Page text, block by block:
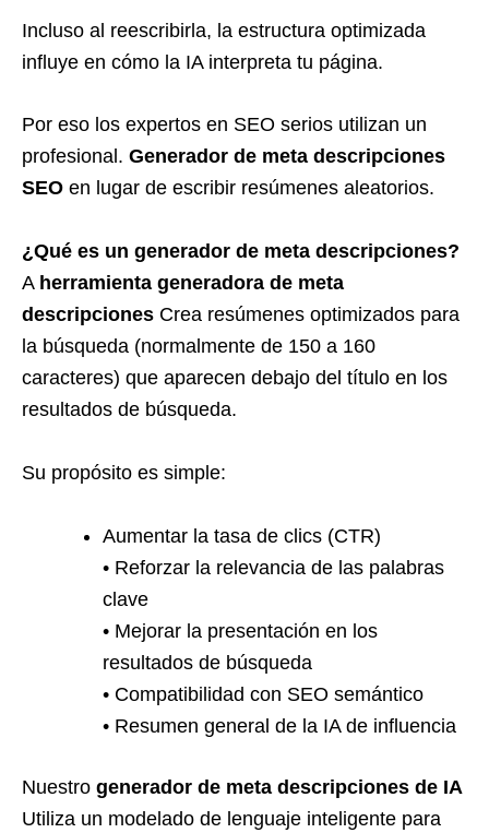
Incluso al reescribirla, la estructura optimizada
influye en cómo la IA interpreta tu página.
Por eso los expertos en SEO serios utilizan un
profesional. Generador de meta descripciones
SEO en lugar de escribir resúmenes aleatorios.
¿Qué es un generador de meta descripciones?
A herramienta generadora de meta
descripciones Crea resúmenes optimizados para
la búsqueda (normalmente de 150 a 160
caracteres) que aparecen debajo del título en los
resultados de búsqueda.
Su propósito es simple:
Aumentar la tasa de clics (CTR)
• Reforzar la relevancia de las palabras
clave
• Mejorar la presentación en los
resultados de búsqueda
• Compatibilidad con SEO semántico
• Resumen general de la IA de influencia
Nuestro generador de meta descripciones de IA
Utiliza un modelado de lenguaje inteligente para